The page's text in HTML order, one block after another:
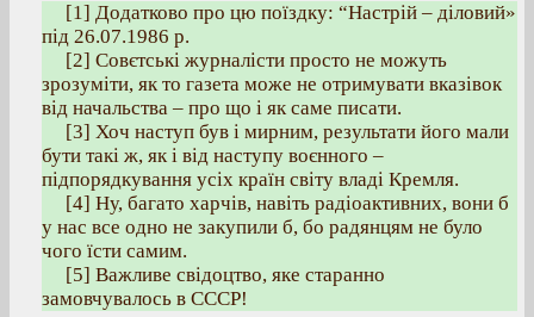
[1] Додатково про цю поїздку: “Настрій – діловий»
під 26.07.1986 р.
[2] Совєтські журналісти просто не можуть
зрозуміти, як то газета може не отримувати вказівок
від начальства – про що і як саме писати.
[3] Хоч наступ був і мирним, результати його мали
бути такі ж, як і від наступу воєнного –
підпорядкування усіх країн світу владі Кремля.
[4] Ну, багато харчів, навіть радіоактивних, вони б
у нас все одно не закупили б, бо радянцям не було
чого їсти самим.
[5] Важливе свідоцтво, яке старанно
замовчувалось в СССР!